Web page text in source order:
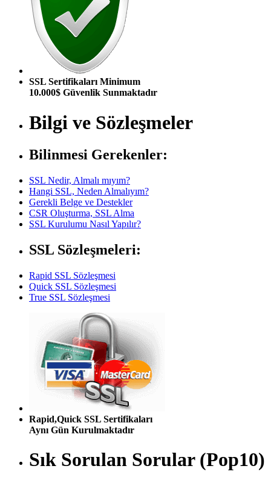
SSL Sertifikaları Minimum
10.000$ Güvenlik Sunmaktadır
Bilgi ve Sözleşmeler
Bilinmesi Gerekenler:
SSL Nedir, Almalı mıyım?
Hangi SSL, Neden Almalıyım?
Gerekli Belge ve Destekler
CSR Oluşturma, SSL Alma
SSL Kurulumu Nasıl Yapılır?
SSL Sözleşmeleri:
Rapid SSL Sözleşmesi
Quick SSL Sözleşmesi
True SSL Sözleşmesi
Rapid,Quick SSL Sertifikaları
Aynı Gün Kurulmaktadır
Sık Sorulan Sorular (Pop10)